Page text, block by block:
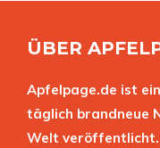
ÜBER
Apfelpage.de ist
täglich brandneue
Welt veröffentlicht.